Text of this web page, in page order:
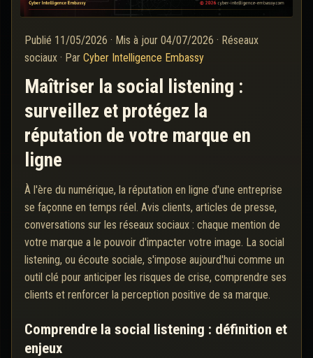
Publié 11/05/2026 · Mis à jour 04/07/2026 · Réseaux
sociaux · Par Cyber Intelligence Embassy
Maîtriser la social listening :
surveillez et protégez la
réputation de votre marque en
ligne
À l'ère du numérique, la réputation en ligne d'une entreprise
se façonne en temps réel. Avis clients, articles de presse,
conversations sur les réseaux sociaux : chaque mention de
votre marque a le pouvoir d'impacter votre image. La social
listening, ou écoute sociale, s'impose aujourd'hui comme un
outil clé pour anticiper les risques de crise, comprendre ses
clients et renforcer la perception positive de sa marque.
Comprendre la social listening : définition et
enjeux